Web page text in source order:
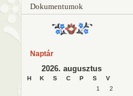
Dokumentumok
Naptár
2026. augusztus
H K S C P S V
1
2